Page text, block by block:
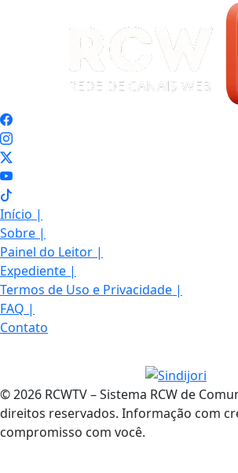
Início |
Sobre |
Painel do Leitor |
Expediente |
Termos de Uso e Privacidade |
FAQ |
Contato
© 2026 RCWTV – Sistema RCW de
direitos reservados. Informação com
compromisso com você.